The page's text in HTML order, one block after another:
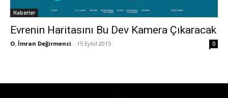
Haberler
Evrenin Haritasını Bu Dev Kamera Çıkaracak
O. İmran Değirmenci - 15 Eylül 2015 0